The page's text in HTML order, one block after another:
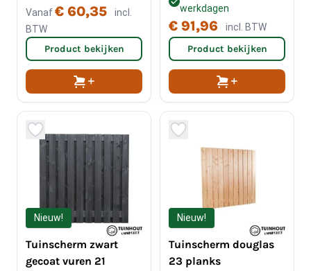
Vanaf€ 60,35
incl.
BTW
Product bekijken
werkdagen
€ 91,96 incl. BTW
Product bekijken
Nieuw!
Tuinscherm zwart
gecoat vuren 21
Nieuw!
Tuinscherm douglas
23 planks